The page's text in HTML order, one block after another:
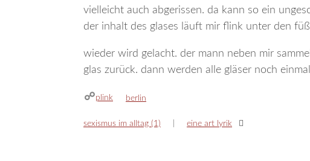
vielleicht auch abgerissen. da kann so ein
der inhalt des glases läuft mir flink unter den
wieder wird gelacht. der mann neben mir
glas zurück. dann werden alle gläser noch
plink kategorien
berlin
sexismus im alltag (1) eine art lyrik